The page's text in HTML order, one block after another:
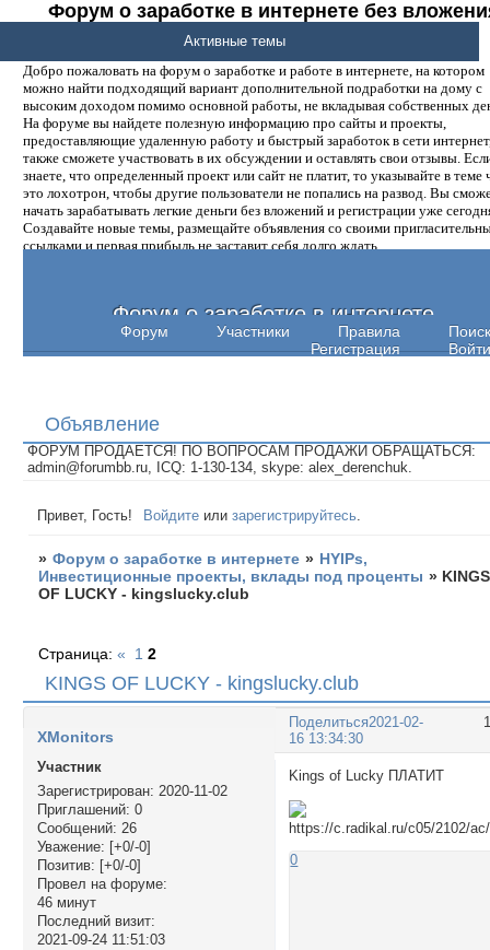
Форум о заработке в интернете без
денег.
Добро пожаловать на форум о заработке и работе в интернете, на котором
можно найти подходящий вариант дополнительной подработки на дому с
высоким доходом помимо основной работы, не вкладывая собственных
На форуме вы найдете полезную информацию про сайты и проекты,
предоставляющие удаленную работу и быстрый заработок в сети
также сможете участвовать в их обсуждении и оставлять свои отзывы.
знаете, что определенный проект или сайт не платит, то указывайте в теме
это лохотрон, чтобы другие пользователи не попались на развод. Вы
начать зарабатывать легкие деньги без вложений и регистрации уже
Создавайте новые темы, размещайте объявления со своими
ссылками и первая прибыль не заставит себя долго ждать.
Форум о заработке в интернете
Форум Участники Правила
Поиск
Регистрация
Войти
Активные темы
Объявление
ФОРУМ ПРОДАЕТСЯ! ПО ВОПРОСАМ ПРОДАЖИ ОБРАЩАТЬСЯ:
admin@forumbb.ru, ICQ: 1-130-134, skype: alex_derenchuk.
Привет, Гость! Войдите илизарегистрируйтесь
» Форум о заработке в интернете » HYIPs,
Инвестиционные проекты, вклады под проценты » KINGS
OF LUCKY - kingslucky.club
KINGS OF LUCKY - kingslucky.club
Страница:« 1 2
Поделиться2021-02-
16 13:34:30
XMonitors
Участник
Зарегистрирован: 2020-11-02
Приглашений: 0
Сообщений: 26
Уважение: [+0/-0]
Позитив: [+0/-0]
Провел на форуме:
46 минут
Последний визит:
2021-09-24 11:51:03
Kings of Lucky ПЛАТИТ
0